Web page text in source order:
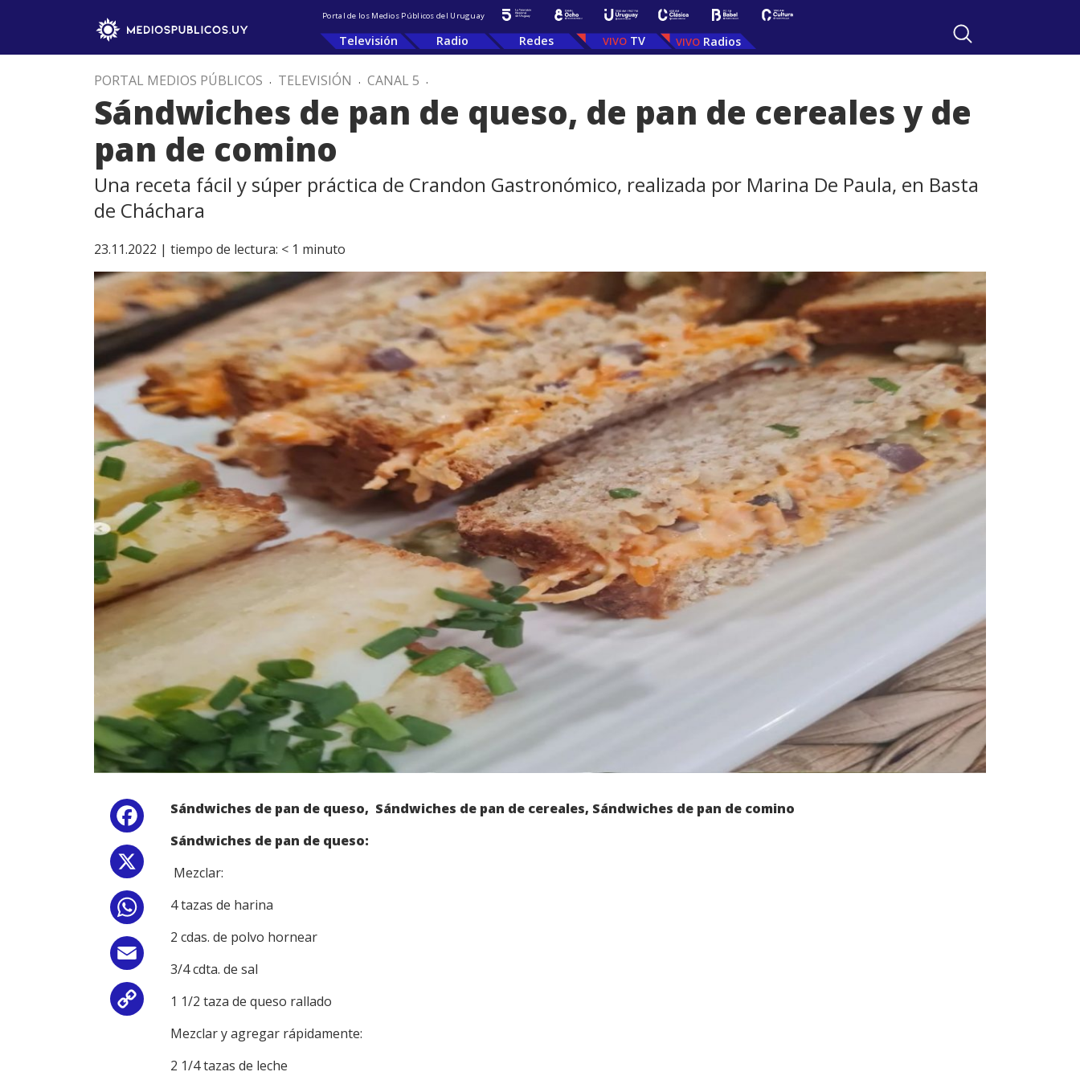
Portal de los Medios Públicos del Uruguay
Televisión Radio Redes TV Radios
PORTAL MEDIOS PÚBLICOS . TELEVISIÓN . CANAL 5 .
Sándwiches de pan de queso, de pan de cereales y de
pan de comino
Una receta fácil y súper práctica de Crandon Gastronómico, realizada por Marina De Paula, en Basta
de Cháchara
23.11.2022 | tiempo de lectura: < 1 minuto
Facebook
WhatsApp
Copy
Link
Sándwiches de pan de queso, Sándwiches de pan de cereales, Sándwiches de pan de comino
Sándwiches de pan de queso:
Mezclar:
4 tazas de harina
2 cdas. de polvo hornear
3/4 cdta. de sal
1 1/2 taza de queso rallado
Mezclar y agregar rápidamente:
2 1/4 tazas de leche